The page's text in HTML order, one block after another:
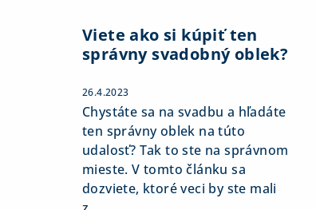
Viete ako si kúpiť ten
správny svadobný oblek?
26.4.2023
Chystáte sa na svadbu a hľadáte
ten správny oblek na túto
udalosť? Tak to ste na správnom
mieste. V tomto článku sa
dozviete, ktoré veci by ste mali